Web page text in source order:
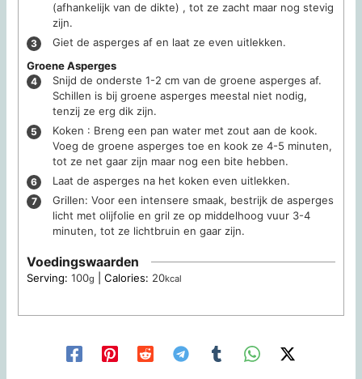
(afhankelijk van de dikte) , tot ze zacht maar nog stevig
zijn.
Giet de asperges af en laat ze even uitlekken.
Groene Asperges
Snijd de onderste 1-2 cm van de groene asperges af.
Schillen is bij groene asperges meestal niet nodig,
tenzij ze erg dik zijn.
Koken : Breng een pan water met zout aan de kook.
Voeg de groene asperges toe en kook ze 4-5 minuten,
tot ze net gaar zijn maar nog een bite hebben.
Laat de asperges na het koken even uitlekken.
Grillen: Voor een intensere smaak, bestrijk de asperges
licht met olijfolie en gril ze op middelhoog vuur 3-4
minuten, tot ze lichtbruin en gaar zijn.
Voedingswaarden
Serving:100g |Calories: 20kcal